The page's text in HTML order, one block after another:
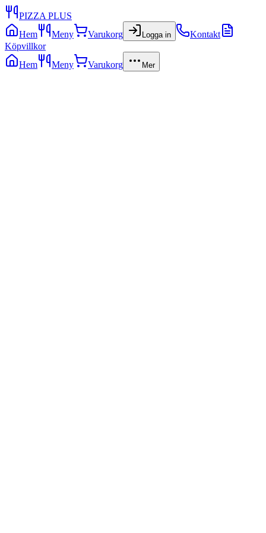
PIZZA PLUS
Hem
Meny Varukorg Logga in
Kontakt
Köpvillkor
Hem
Meny Varukorg Mer